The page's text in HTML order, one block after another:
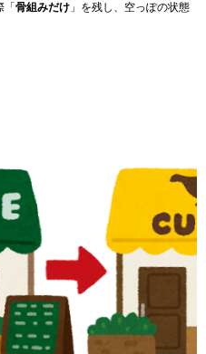
骨組みだけ 」を残し、空っぽの状態